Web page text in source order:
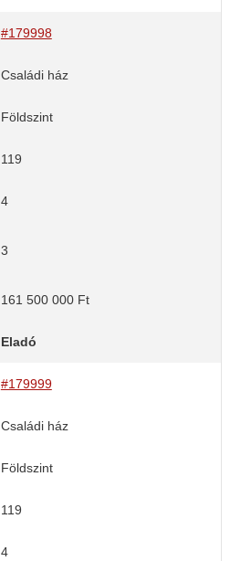
#179998
Családi ház
Földszint
119
4
3
161 500 000 Ft
Eladó
#179999
Családi ház
Földszint
119
4